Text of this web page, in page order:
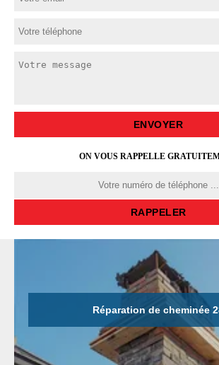
ON VOUS RAPPELLE
Réparation de cheminée